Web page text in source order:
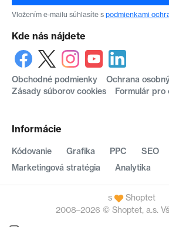
Informácie
Kódovanie Grafika PPC SEO
Marketingová stratégia
Analytika
Vložením e-mailu súhlasíte s podmienkami
Kde nás nájdete
Obchodné podmienky
Ochrana
Zásady súborov cookies
Formulár pro
s
Shoptet
2008–2026 © Shoptet, a.s.